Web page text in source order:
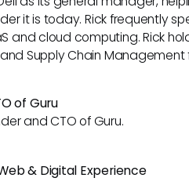
it is today. Rick frequently
and cloud computing. Rick
Supply Chain Management
of Guru
and CTO of Guru.
& Digital Experience